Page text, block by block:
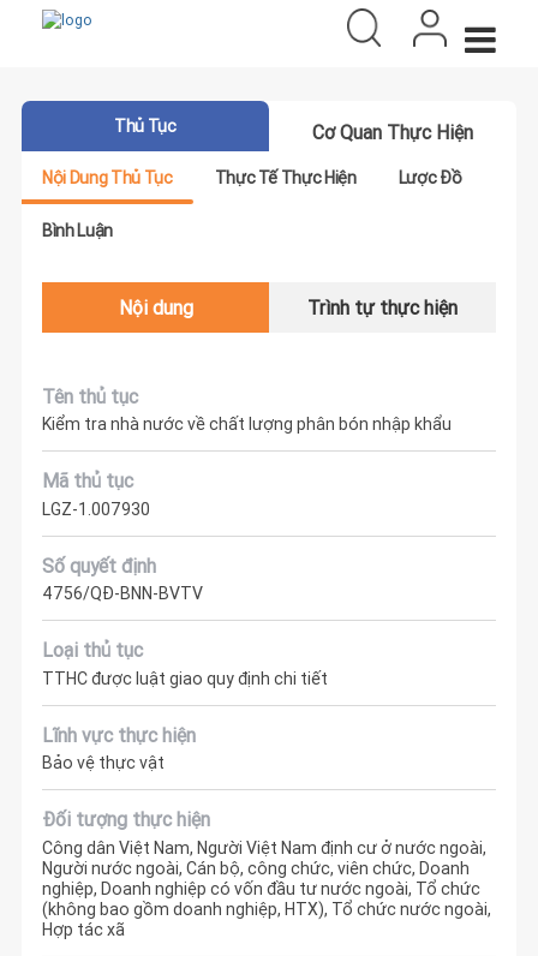
Thủ Tục Cơ Quan Thực Hiện
Nội Dung Thủ Tục Thực Tế Thực Hiện Lược Đồ
Bình Luận
Nội dung Trình tự thực hiện
Tên thủ tục
Kiểm tra nhà nước về chất lượng phân bón nhập khẩu
Mã thủ tục
LGZ-1.007930
Số quyết định
4756/QĐ-BNN-BVTV
Loại thủ tục
TTHC được luật giao quy định chi tiết
Lĩnh vực thực hiện
Bảo vệ thực vật
Đối tượng thực hiện
Công dân Việt Nam, Người Việt Nam định cư ở nước ngoài,
Người nước ngoài, Cán bộ, công chức, viên chức, Doanh
nghiệp, Doanh nghiệp có vốn đầu tư nước ngoài, Tổ chức
(không bao gồm doanh nghiệp, HTX), Tổ chức nước ngoài,
Hợp tác xã